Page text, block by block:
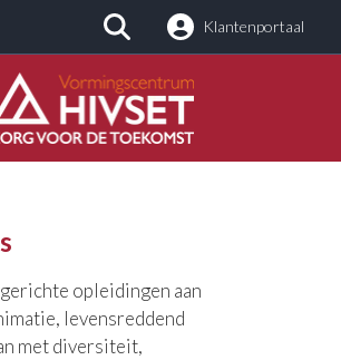
Zoeken Klantenportaal
opleidingen aan
levensreddend
met diversiteit,